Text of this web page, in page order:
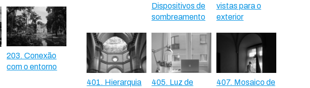
203. Conexão
com o entorno
Dispositivos de
sombreamento
vistas para o
exterior
401. Hierarquia
405. Luz de
407. Mosaico de